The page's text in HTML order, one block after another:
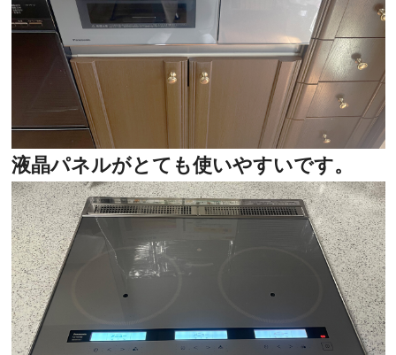
液晶パネルがとても使いやすいです。